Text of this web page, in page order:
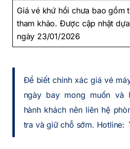
Giá vé khứ hồi chưa bao gồm
tham khảo. Được cập nhật
ngày 23/01/2026
Để biết chính xác giá vé
ngày bay mong muốn và
hành khách nên liên hệ
tra và giữ chỗ sớm. Hotline: